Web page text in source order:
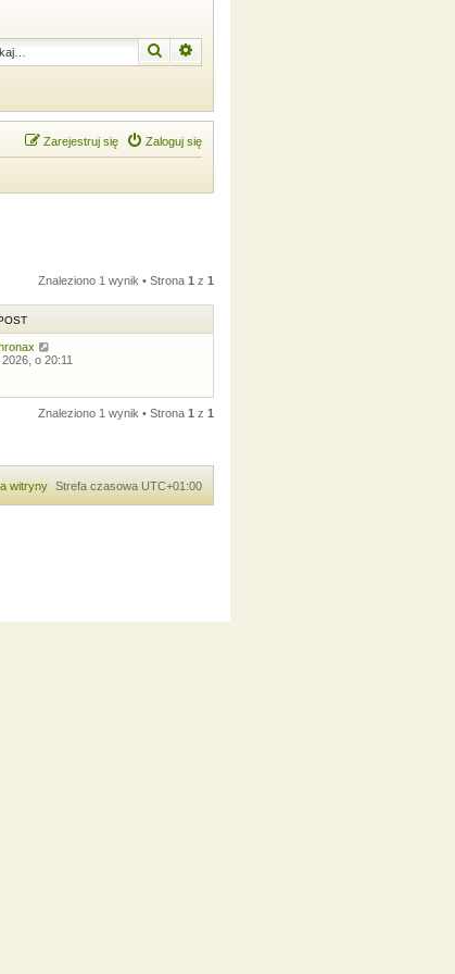
Szukaj
Zaloguj się
Zarejestruj się
Znaleziono 1 wynik • Strona 1 z 1
o 20:11
Znaleziono 1 wynik • Strona 1 z 1
Strefa czasowa UTC+01:00
witryny